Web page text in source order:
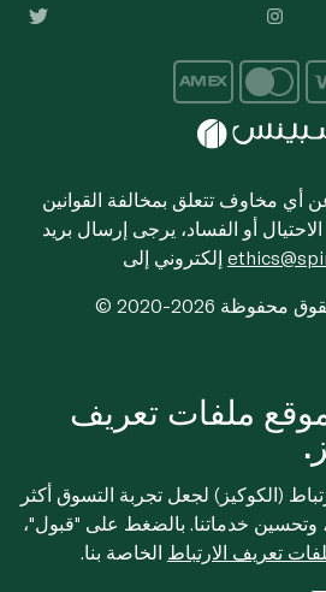
أي مخاوف تتعلق بمخالفة القوانين
الاحتيال أو الفساد، يرجى إرسال بريد
الحقوق محفوظة
ملفات تعريف
(الكوكيز) لجعل تجربة التسوق أكثر
خدماتنا. بالضغط على "قبول"،
تعريف الارتباط الخاصة بنا.